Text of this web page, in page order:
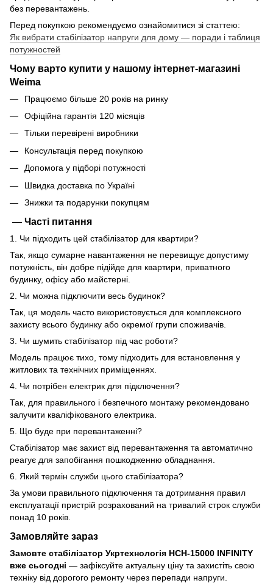
без перевантажень.
Перед покупкою рекомендуємо ознайомитися зі статтею:
Як вибрати стабілізатор напруги для дому — поради і таблиця
потужностей
Чому варто купити у нашому інтернет-магазині
Weima
Працюємо більше 20 років на ринку
Офіційна гарантія 120 місяців
Тільки перевірені виробники
Консультація перед покупкою
Допомога у підборі потужності
Швидка доставка по Україні
Знижки та подарунки покупцям
— Часті питання
1. Чи підходить цей стабілізатор для квартири?
Так, якщо сумарне навантаження не перевищує допустиму
потужність, він добре підійде для квартири, приватного
будинку, офісу або майстерні.
2. Чи можна підключити весь будинок?
Так, ця модель часто використовується для комплексного
захисту всього будинку або окремої групи споживачів.
3. Чи шумить стабілізатор під час роботи?
Модель працює тихо, тому підходить для встановлення у
житлових та технічних приміщеннях.
4. Чи потрібен електрик для підключення?
Так, для правильного і безпечного монтажу рекомендовано
залучити кваліфікованого електрика.
5. Що буде при перевантаженні?
Стабілізатор має захист від перевантаження та автоматично
реагує для запобігання пошкодженню обладнання.
6. Який термін служби цього стабілізатора?
За умови правильного підключення та дотримання правил
експлуатації пристрій розрахований на тривалий строк служби
понад 10 років.
Замовляйте зараз
Замовте стабілізатор Укртехнологія НСН-15000 INFINITY
вже сьогодні — зафіксуйте актуальну ціну та захистіть свою
техніку від дорогого ремонту через перепади напруги.